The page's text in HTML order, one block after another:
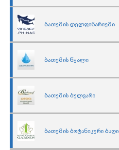
ბათუმის დელფინარიუმი
ბათუმის წყალი
ბათუმის ბულვარი
ბათუმის ბოტანიკური ბაღი